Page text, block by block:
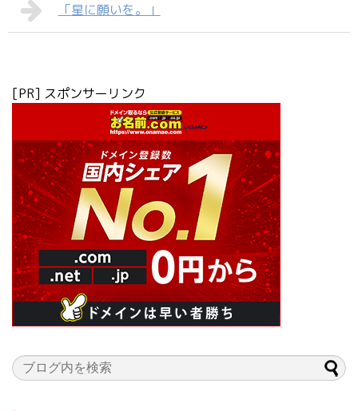
「星に願いを。」
[PR] スポンサーリンク